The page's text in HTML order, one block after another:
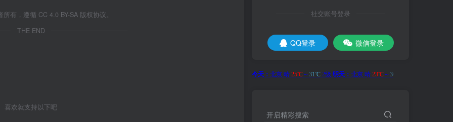
有，遵循 CC 4.0 BY-SA 版权协议。
THE END
喜欢就支持以下吧
社交账号登录
QQ登录 微信登录
开启精彩搜索